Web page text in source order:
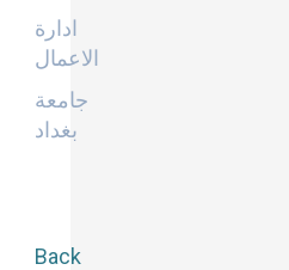
ادارة
الاعمال
جامعة
بغداد
Back